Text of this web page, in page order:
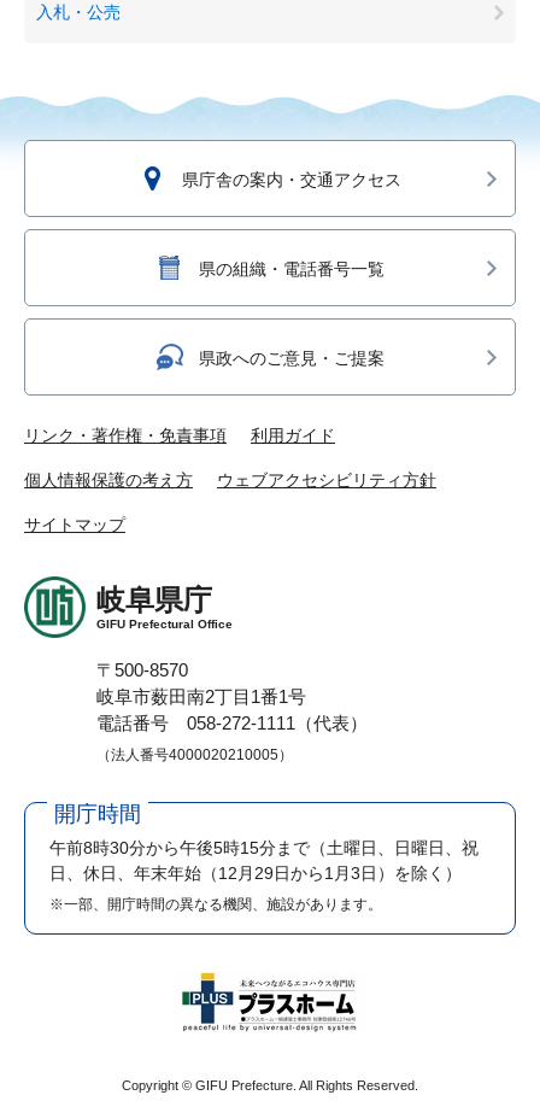
入札・公売
県庁舎の案内・交通アクセス
県の組織・電話番号一覧
県政へのご意見・ご提案
リンク・著作権・免責事項 利用ガイド
個人情報保護の考え方 ウェブアクセシビリティ方針
サイトマップ
岐阜県庁
GIFU Prefectural Office
〒500-8570
岐阜市薮田南2丁目1番1号
電話番号 058-272-1111（代表）
（法人番号4000020210005）
開庁時間
午前8時30分から午後5時15分まで （土曜日、日曜日、祝
日、休日、年末年始（12月29日から1月3日）を除く）
※一部、開庁時間の異なる機関、施設があります。
Copyright © GIFU Prefecture. All Rights Reserved.